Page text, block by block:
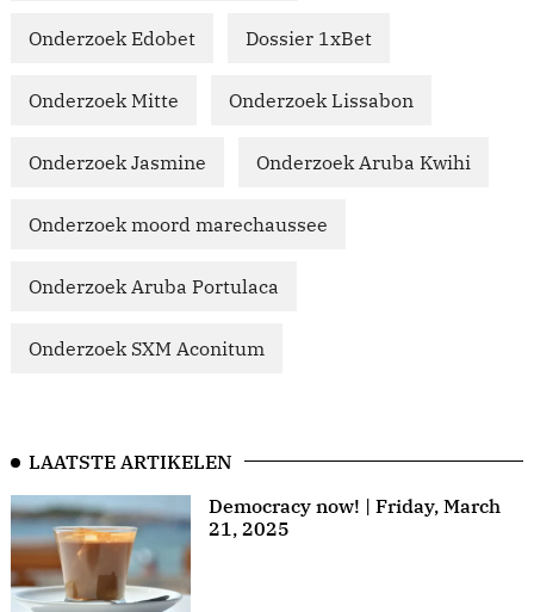
Onderzoek Edobet Dossier 1xBet
Onderzoek Mitte Onderzoek Lissabon
Onderzoek Jasmine Onderzoek Aruba Kwihi
Onderzoek moord marechaussee
Onderzoek Aruba Portulaca
Onderzoek SXM Aconitum
LAATSTE ARTIKELEN
Democracy now! | Friday, March
21, 2025